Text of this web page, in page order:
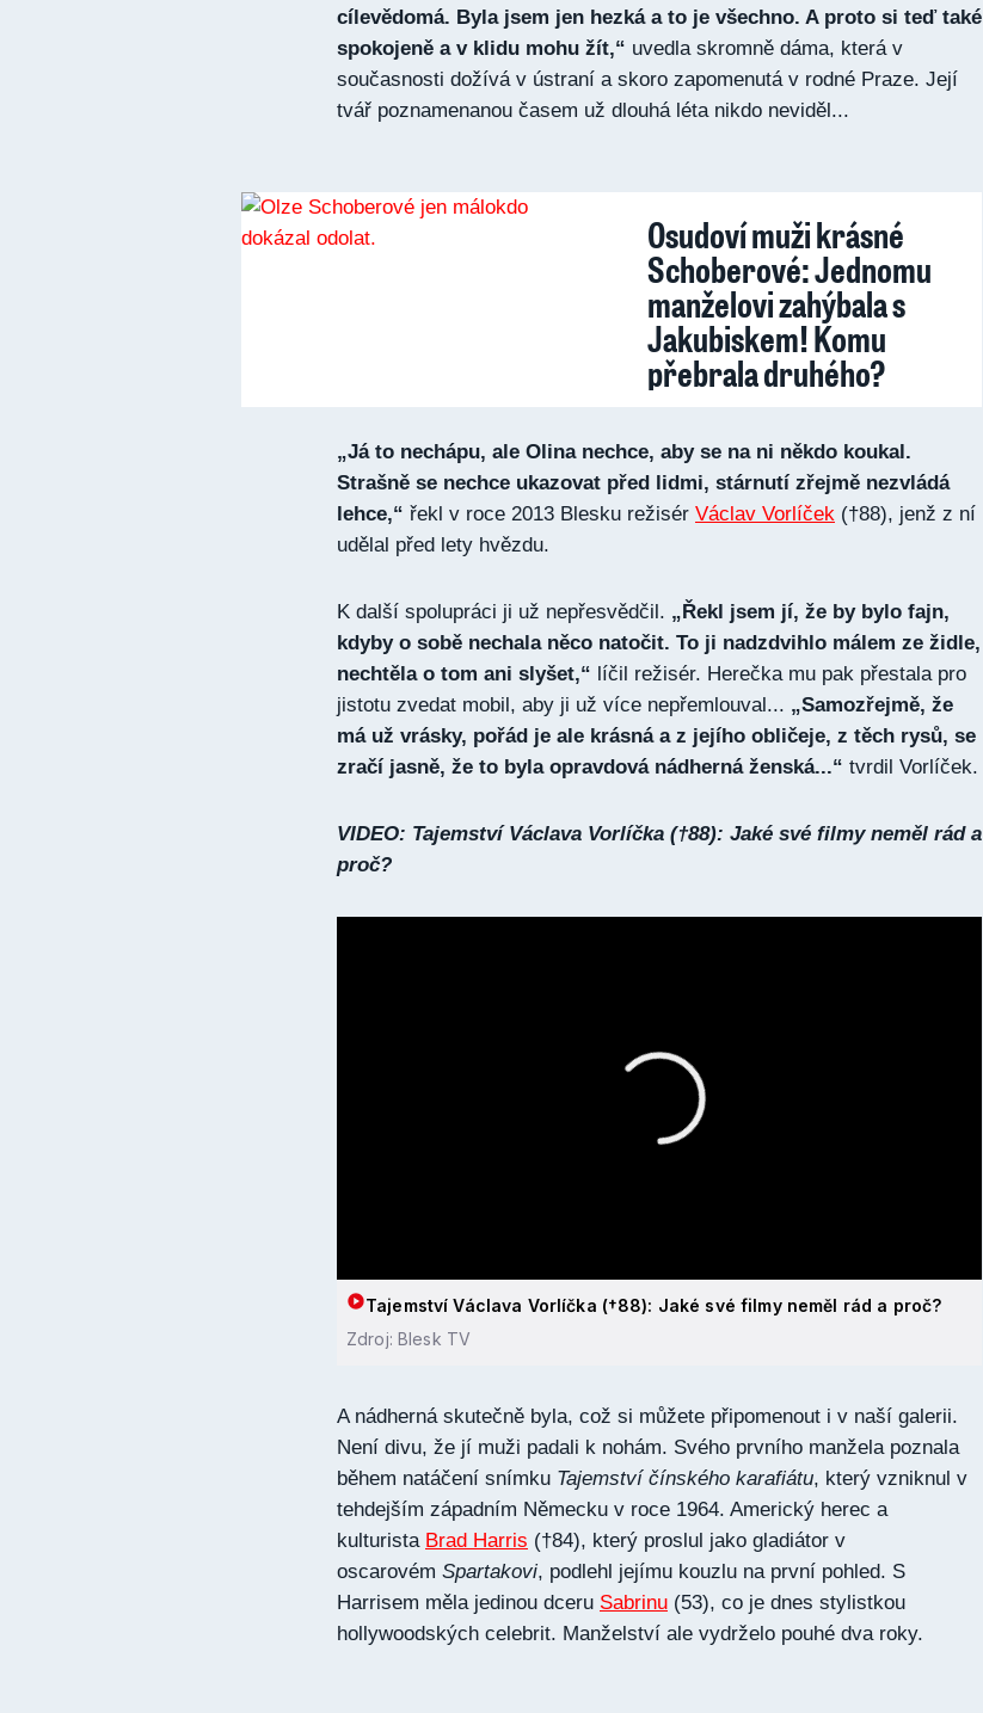
cílevědomá. Byla jsem jen hezká a to je všechno. A proto si teď také
spokojeně a v klidu mohu žít,“ uvedla skromně dáma, která v
současnosti dožívá v ústraní a skoro zapomenutá v rodné Praze. Její
tvář poznamenanou časem už dlouhá léta nikdo neviděl...
Osudoví muži krásné
Schoberové: Jednomu
manželovi zahýbala s
Jakubiskem! Komu
přebrala druhého?
„Já to nechápu, ale Olina nechce, aby se na ni někdo koukal.
Strašně se nechce ukazovat před lidmi, stárnutí zřejmě nezvládá
lehce,“ řekl v roce 2013 Blesku režisér Václav Vorlíček (†88), jenž z ní
udělal před lety hvězdu.
K další spolupráci ji už nepřesvědčil. „Řekl jsem jí, že by bylo fajn,
kdyby o sobě nechala něco natočit. To ji nadzdvihlo málem ze židle,
nechtěla o tom ani slyšet,“ líčil režisér. Herečka mu pak přestala pro
jistotu zvedat mobil, aby ji už více nepřemlouval... „Samozřejmě, že
má už vrásky, pořád je ale krásná a z jejího obličeje, z těch rysů, se
zračí jasně, že to byla opravdová nádherná ženská...“ tvrdil Vorlíček.
VIDEO: Tajemství Václava Vorlíčka (†88): Jaké své filmy neměl rád a
proč?
Tajemství Václava Vorlíčka (†88): Jaké své filmy neměl rád a proč?
Zdroj: Blesk TV
A nádherná skutečně byla, což si můžete připomenout i v naší galerii.
Není divu, že jí muži padali k nohám. Svého prvního manžela poznala
během natáčení snímku Tajemství čínského karafiátu, který vzniknul v
tehdejším západním Německu v roce 1964. Americký herec a
kulturista Brad Harris (†84), který proslul jako gladiátor v
oscarovém Spartakovi, podlehl jejímu kouzlu na první pohled. S
Harrisem měla jedinou dceru Sabrinu (53), co je dnes stylistkou
hollywoodských celebrit. Manželství ale vydrželo pouhé dva roky.